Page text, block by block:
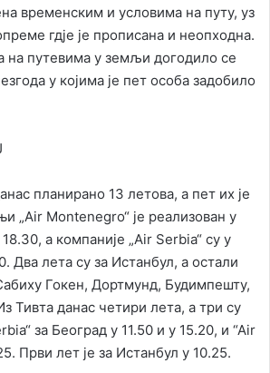
временским и условима на путу, уз
гдје је прописана и неопходна.
на путевима у земљи догодило се
у којима је пет особа задобило
планирано 13 летова, а пет их је
„Аir Montenegro“ је реализован у
а компаније „Аir Serbia“ су у
Два лета су за Истанбул, а остали
Гокен, Дортмунд, Будимпешту,
Тивта данас четири лета, а три су
за Београд у 11.50 и у 15.20, и “Аir
Први лет је за Истанбул у 10.25.